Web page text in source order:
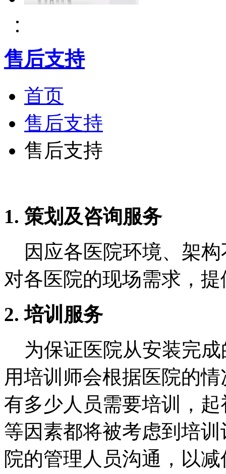
售后支持
首页
售后支持
售后支持
1. 策划及咨询服务
因应各医院环境、架构
对各医院的现场需求，
2.培训服务
为保证医院从安装完成
用培训师会根据医院的
有多少人员需要培训，
等因素都将被考虑到培
院的管理人员沟通，以